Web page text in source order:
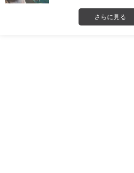
さらに見る